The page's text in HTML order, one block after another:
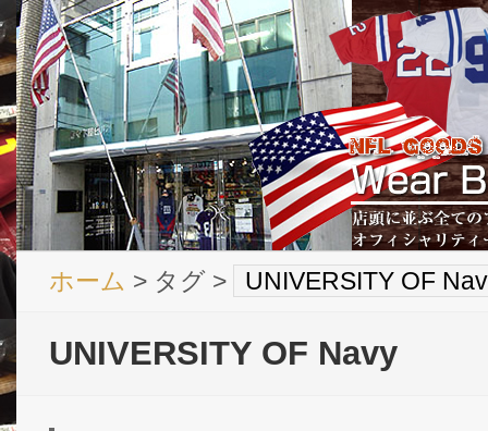
ホーム > タグ > UNIVERSITY OF
UNIVERSITY OF Navy